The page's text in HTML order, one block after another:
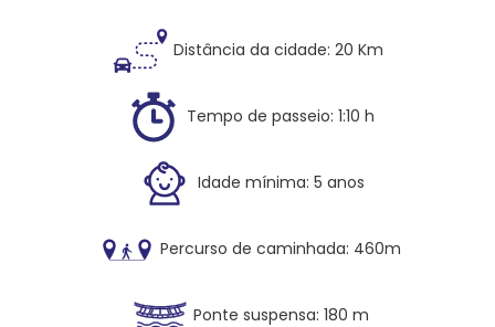
Distância da cidade: 20 Km
Tempo de passeio: 1:10 h
Idade mínima: 5 anos
Percurso de caminhada: 460m
Ponte suspensa: 180 m